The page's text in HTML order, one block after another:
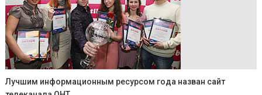
Лучшим информационным ресурсом года назван сайт